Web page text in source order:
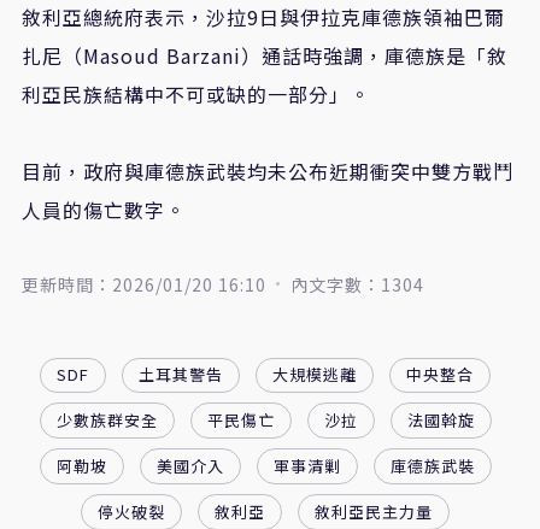
敘利亞總統府表示，沙拉9日與伊拉克庫德族領袖巴爾
扎尼（Masoud Barzani）通話時強調，庫德族是「敘
利亞民族結構中不可或缺的一部分」。
目前，政府與庫德族武裝均未公布近期衝突中雙方戰鬥
人員的傷亡數字。
更新時間：2026/01/20 16:10 內文字數：1304
SDF 土耳其警告 大規模逃離
中央整合
少數族群安全
平民傷亡 沙拉
法國斡旋
阿勒坡
美國介入 軍事清剿
庫德族武裝
停火破裂
敘利亞
敘利亞民主力量